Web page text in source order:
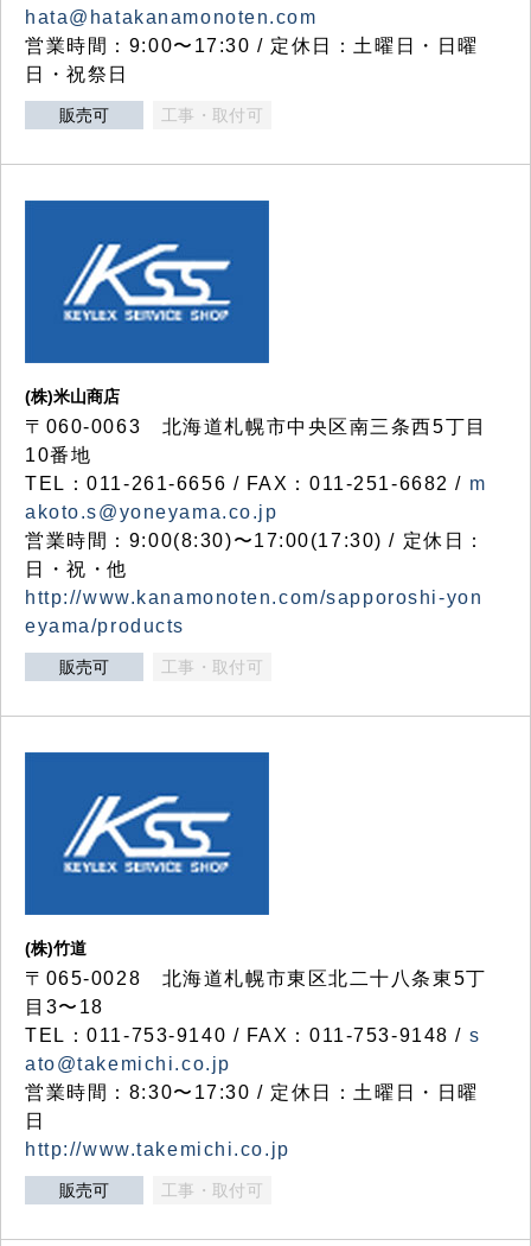
hata@hatakanamonoten.com
営業時間：9:00〜17:30 / 定休日：土曜日・日曜
日・祝祭日
販売可 工事・取付可
(株)米山商店
〒060-0063 北海道札幌市中央区南三条西5丁目
10番地
TEL：011-261-6656 / FAX：011-251-6682 / m
akoto.s@yoneyama.co.jp
営業時間：9:00(8:30)〜17:00(17:30) / 定休日：
日・祝・他
http://www.kanamonoten.com/sapporoshi-yon
eyama/products
販売可 工事・取付可
(株)竹道
〒065-0028 北海道札幌市東区北二十八条東5丁
目3〜18
TEL：011-753-9140 / FAX：011-753-9148 / s
ato@takemichi.co.jp
営業時間：8:30〜17:30 / 定休日：土曜日・日曜
日
http://www.takemichi.co.jp
販売可 工事・取付可